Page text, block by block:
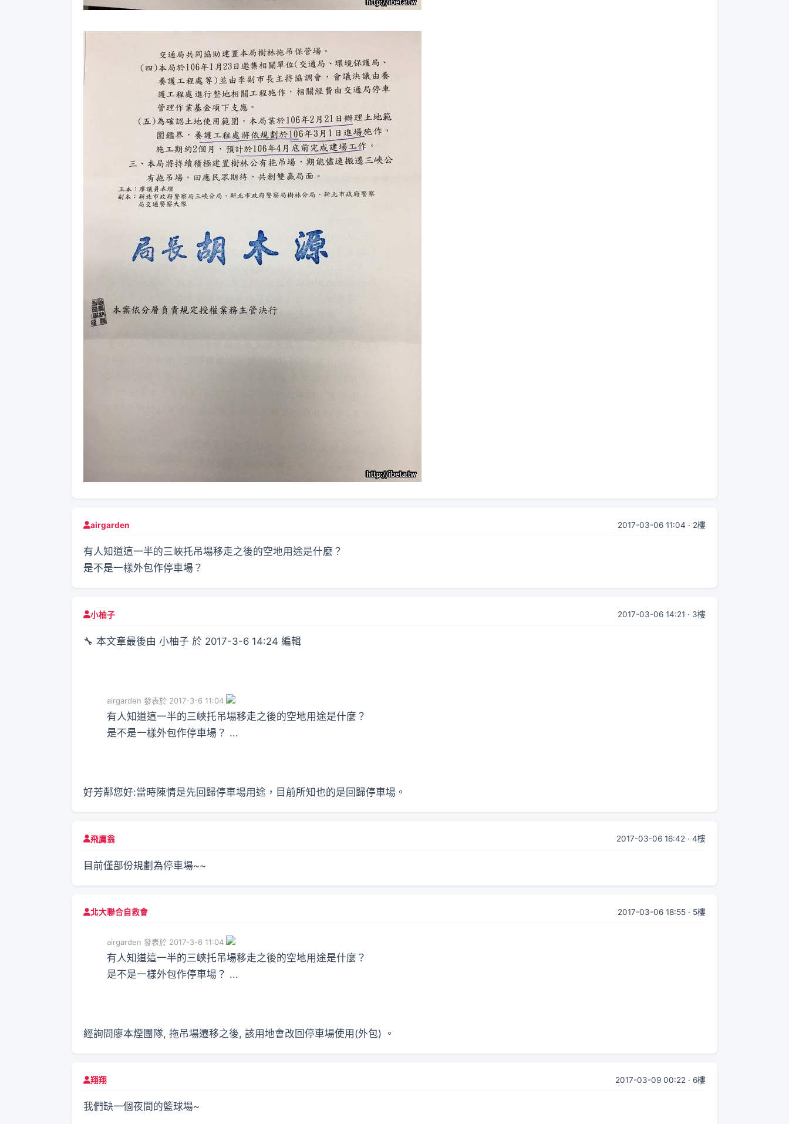
airgarden 2017-03-06 11:04 · 2樓
有人知道這一半的三峽托吊場移走之後的空地用途是什麼？
是不是一樣外包作停車場？
小柚子 2017-03-06 14:21 · 3樓
🔧 本文章最後由 小柚子 於 2017-3-6 14:24 編輯
airgarden 發表於 2017-3-6 11:04
有人知道這一半的三峽托吊場移走之後的空地用途是什麼？
是不是一樣外包作停車場？ ...
好芳鄰您好:當時陳情是先回歸停車場用途，目前所知也的是回歸停車場。
飛鷹翁 2017-03-06 16:42 · 4樓
目前僅部份規劃為停車場~~
北大聯合自救會 2017-03-06 18:55 · 5樓
airgarden 發表於 2017-3-6 11:04
有人知道這一半的三峽托吊場移走之後的空地用途是什麼？
是不是一樣外包作停車場？ ...
經詢問廖本煙團隊, 拖吊場遷移之後, 該用地會改回停車場使用(外包) 。
翔翔 2017-03-09 00:22 · 6樓
我們缺一個夜間的籃球場~